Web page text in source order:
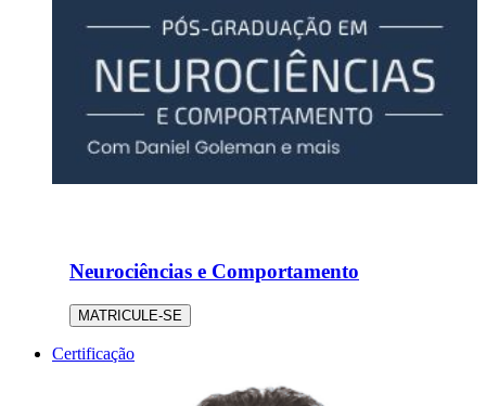
Neurociências e Comportamento
MATRICULE-SE
Certificação